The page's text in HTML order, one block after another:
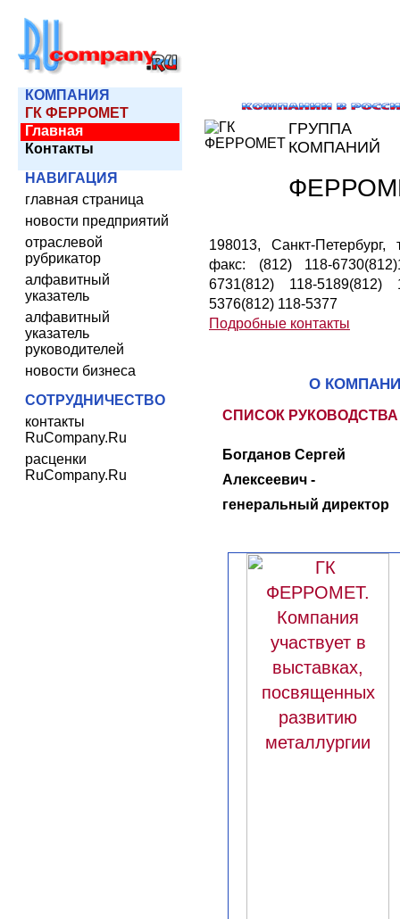
КОМПАНИЯ
ГК ФЕРРОМЕТ
Главная
Контакты
НАВИГАЦИЯ
главная страница
новости предприятий
отраслевой
рубрикатор
алфавитный
указатель
алфавитный
указатель
руководителей
новости бизнеса
СОТРУДНИЧЕСТВО
контакты
RuCompany.Ru
расценки
RuCompany.Ru
ГРУППА
КОМПАНИЙ
198013, Санкт-Петербург,
факс: (812) 118-
6731(812) 118-5189(812)
5376(812) 118-5377
Подробные контакты
О
СПИСОК РУКОВОДСТВА
Богданов Сергей
Алексеевич -
генеральный директор